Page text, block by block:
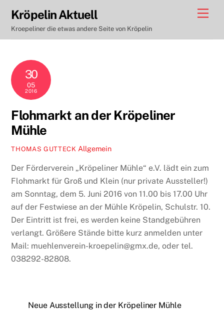
content
Kröpelin Aktuell
Kroepeliner die etwas andere Seite von Kröpelin
30
05
2016
Flohmarkt an der Kröpeliner
Mühle
THOMAS GUTTECK Allgemein
Der Förderverein „Kröpeliner Mühle“ e.V. lädt ein zum
Flohmarkt für Groß und Klein (nur private Aussteller!)
am Sonntag, dem 5. Juni 2016 von 11.00 bis 17.00 Uhr
auf der Festwiese an der Mühle Kröpelin, Schulstr. 10.
Der Eintritt ist frei, es werden keine Standgebühren
verlangt. Größere Stände bitte kurz anmelden unter
Mail: muehlenverein-kroepelin@gmx.de, oder tel.
038292-82808.
Neue Ausstellung in der Kröpeliner Mühle